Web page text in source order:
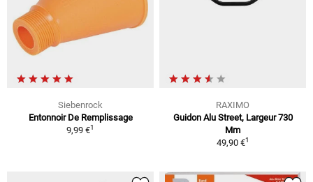
Siebenrock
Entonnoir De Remplissage
9,99 €1
RAXIMO
Guidon Alu Street, Largeur 730
Mm
49,90 €1